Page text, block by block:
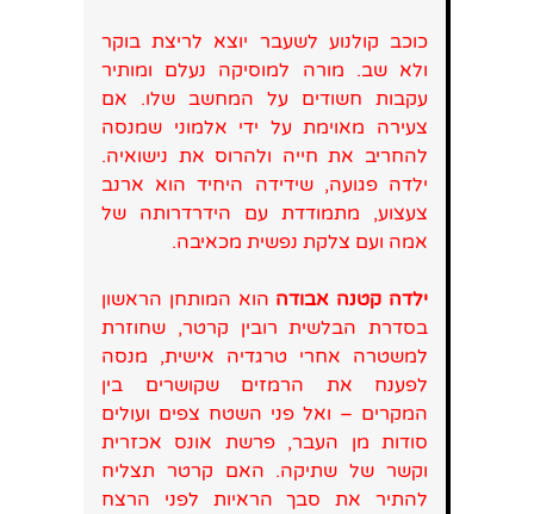
כוכב קולנוע לשעבר יוצא לריצת בוקר
ולא שב. מורה למוסיקה נעלם ומותיר
עקבות חשודים על המחשב שלו. אם
צעירה מאוימת על ידי אלמוני שמנסה
להחריב את חייה ולהרוס את נישואיה.
ילדה פגועה, שידידה היחיד הוא ארנב
צעצוע, מתמודדת עם הידרדרותה של
אמה ועם צלקת נפשית מכאיבה.
ילדה קטנה אבודה הוא המותחן הראשון
בסדרת הבלשית רובין קרטר, שחוזרת
למשטרה אחרי טרגדיה אישית, מנסה
לפענח את הרמזים שקושרים בין
המקרים – ואל פני השטח צפים ועולים
סודות מן העבר, פרשת אונס אכזרית
וקשר של שתיקה. האם קרטר תצליח
להתיר את סבך הראיות לפני הרצח